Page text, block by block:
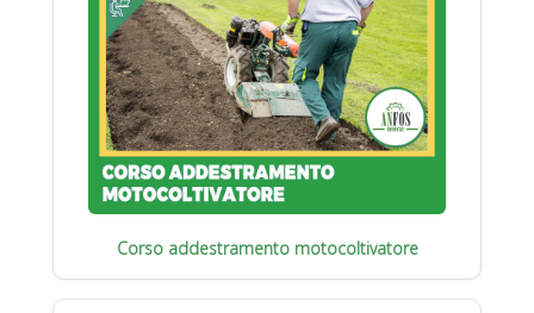
Corso addestramento motocoltivatore